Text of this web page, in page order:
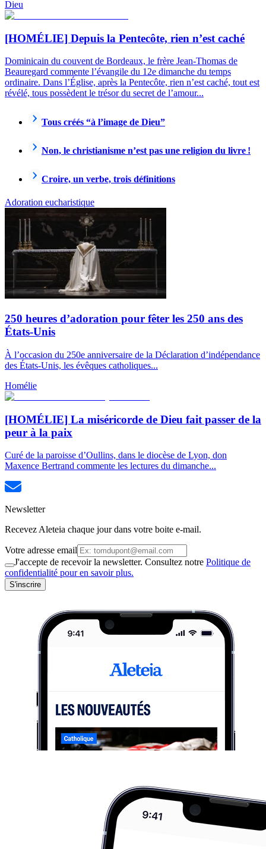
Dieu
[HOMÉLIE] Depuis la Pentecôte, rien n’est caché
Dominicain du couvent de Bordeaux, le frère Jean-Thomas de
Beauregard commente l’évangile du 12e dimanche du temps
ordinaire. Dans l’Église, après la Pentecôte, rien n’est caché, tout est
révélé, tous possèdent le trésor du secret de l’amour...
Tous créés “à l’image de Dieu”
Non, le christianisme n’est pas une religion du livre !
Croire, un verbe, trois définitions
Adoration eucharistique
250 heures d’adoration pour fêter les 250 ans des
États-Unis
À l’occasion du 250e anniversaire de la Déclaration d’indépendance
des États-Unis, les évêques catholiques...
Homélie
[HOMÉLIE] La miséricorde de Dieu fait passer de la
peur à la paix
Curé de la paroisse d’Oullins, dans le diocèse de Lyon, don
Maxence Bertrand commente les lectures du dimanche...
Newsletter
Recevez Aleteia chaque jour dans votre boite e-mail.
Votre adresse email
J'accepte de recevoir la newsletter. Consultez notre Politique de
confidentialité pour en savoir plus.
S'inscrire